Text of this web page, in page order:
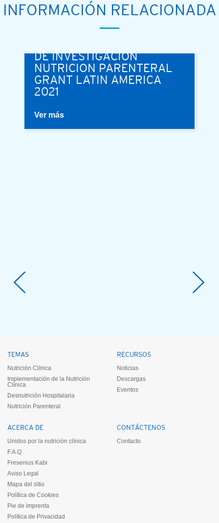
INFORMACIÓN RELACIONADA
DE INVESTIGACION
NUTRICION PARENTERAL
GRANT LATIN AMERICA
2021
Ver más
TEMAS
Nutrición Clínica
Implementación de la Nutrición
Clínica
Desnutrición Hospitalaria
Nutrición Parenteral
RECURSOS
Noticias
Descargas
Eventos
ACERCA DE
Unidos por la nutrición clínica
F.A.Q
Fresenius Kabi
Aviso Legal
Mapa del sitio
Política de Cookies
Pie de imprenta
Política de Privacidad
CONTÁCTENOS
Contacto